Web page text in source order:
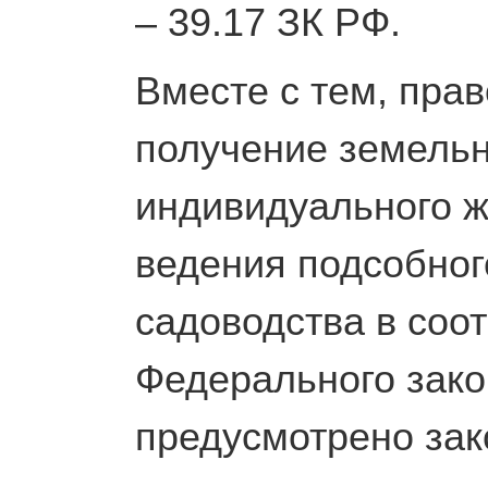
– 39.17 ЗК РФ.
Вместе с тем,
получение
индивидуального
ведения
садоводства в
Федерального
предусмотрено